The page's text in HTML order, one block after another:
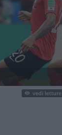
vedi letture